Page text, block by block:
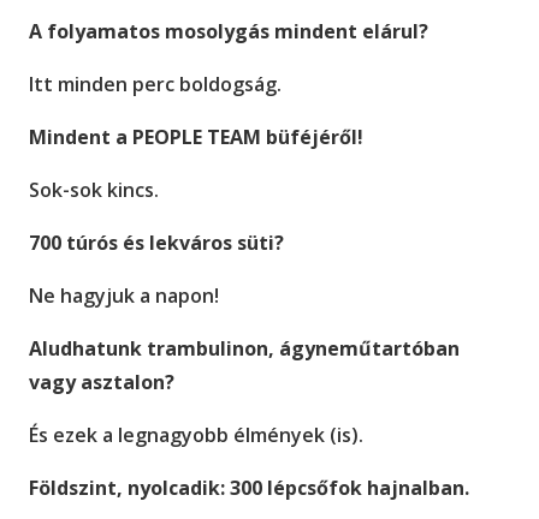
A folyamatos mosolygás mindent elárul?
Itt minden perc boldogság.
Mindent a PEOPLE TEAM büféjéről!
Sok-sok kincs.
700 túrós és lekváros süti?
Ne hagyjuk a napon!
Aludhatunk trambulinon, ágyneműtartóban
vagy asztalon?
És ezek a legnagyobb élmények (is).
Földszint, nyolcadik: 300 lépcsőfok hajnalban.